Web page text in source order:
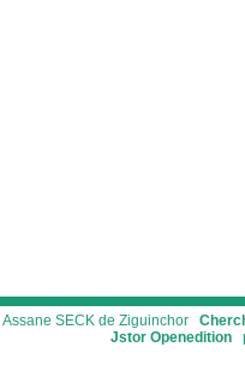
SECK de Ziguinchor
Jstor Openedition